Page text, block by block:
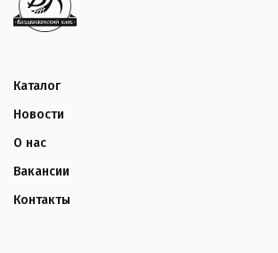
Каталог
Новости
О нас
Вакансии
Контакты